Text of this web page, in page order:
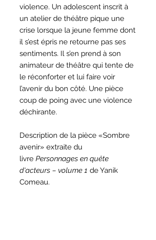
violence. Un adolescent inscrit à
un atelier de théâtre pique une
crise lorsque la jeune femme dont
il s’est épris ne retourne pas ses
sentiments. Il s’en prend à son
animateur de théâtre qui tente de
le réconforter et lui faire voir
l’avenir du bon côté. Une pièce
coup de poing avec une violence
déchirante.
Description de la pièce «Sombre
avenir» extraite du
livre Personnages en quête
d'acteurs – volume 1 de Yanik
Comeau.